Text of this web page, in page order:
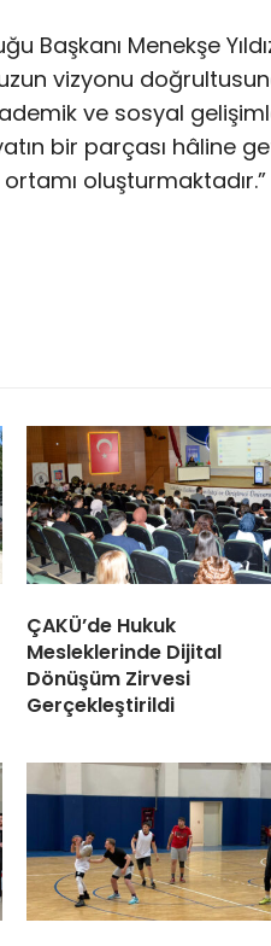
Başkanı Menekşe
vizyonu
ve sosyal
bir parçası hâline
oluşturmaktadır.”
ÇAKÜ’de Hukuk
Mesleklerinde Dijital
Dönüşüm Zirvesi
Gerçekleştirildi